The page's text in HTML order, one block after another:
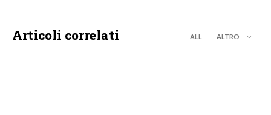
Articoli correlati ALL ALTRO